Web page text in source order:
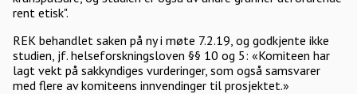
rent etisk".
REK behandlet saken på ny i møte 7.2.19, og godkjente ikke
studien, jf. helseforskningsloven §§ 10 og 5: «Komiteen har
lagt vekt på sakkyndiges vurderinger, som også samsvarer
med flere av komiteens innvendinger til prosjektet.»